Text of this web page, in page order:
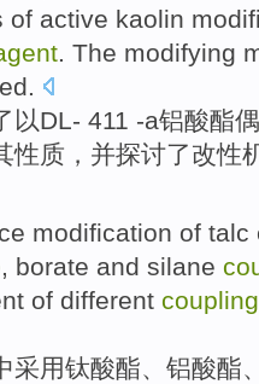
of active kaolin
. The modifying
以DL - 411 -a铝酸酯
性质 ， 并探讨了改性
modification of talc
, borate and silane
of different coupling
采用钛酸酯、 铝酸酯